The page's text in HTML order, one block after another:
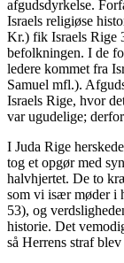
afgudsdyrkelse.
Israels religiøse
Kr.) fik Israels Rige
befolkningen. I de
ledere kommet fra
Samuel mfl.).
Israels Rige, hvor
var ugudelige;
I Juda Rige
tog et opgør med
halvhjertet. De to
som vi især møder i
53), og
historie. Det
så Herrens straf